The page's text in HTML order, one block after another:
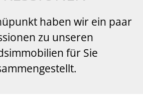
haben wir ein paar
zu unseren
für Sie